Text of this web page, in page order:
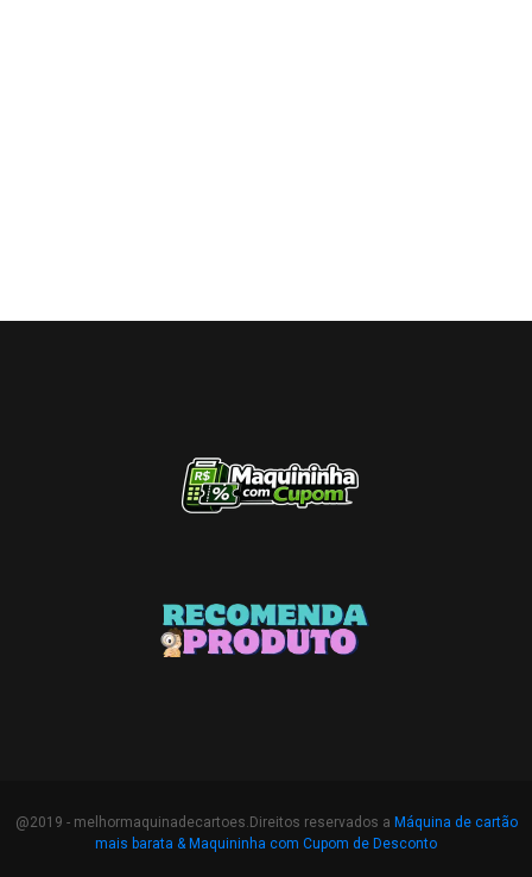
@2019 - melhormaquinadecartoes.Direitos reservados a Máquina de cartão
mais barata & Maquininha com Cupom de Desconto